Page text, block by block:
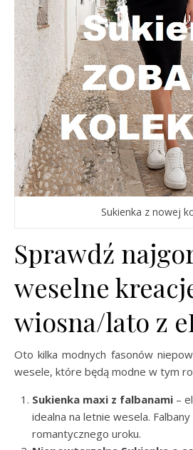
Sukienka z nowej
Sprawdź
weselne
wiosna/lato z
Oto kilka modnych fasonów
wesele, które będą modne w tym
Sukienka maxi z falbanami –
idealna na letnie wesela.
romantycznego uroku.